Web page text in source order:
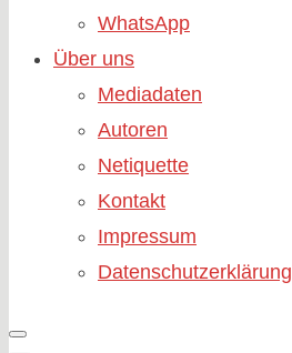
WhatsApp
Über uns
Mediadaten
Autoren
Netiquette
Kontakt
Impressum
Datenschutzerklärung